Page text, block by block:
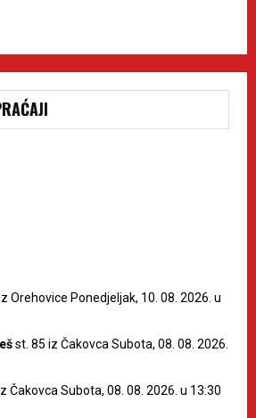
Orehovice Ponedjeljak, 10. 08. 2026. u
st. 85 iz Čakovca Subota, 08. 08. 2026.
Čakovca Subota, 08. 08. 2026. u 13:30